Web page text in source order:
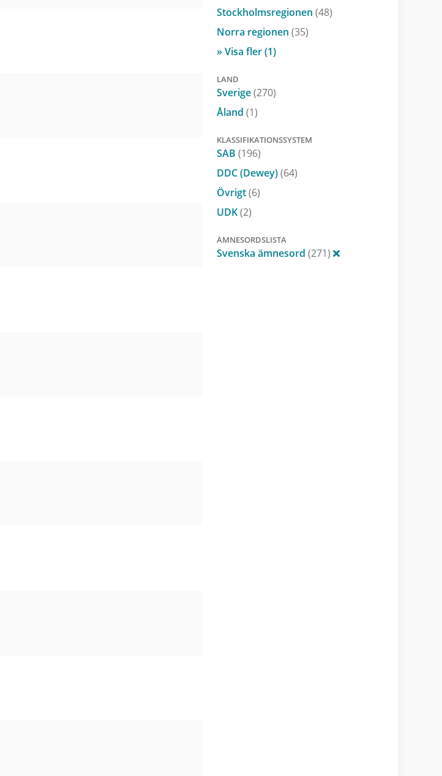
Stockholmsregionen (48)
Norra regionen (35)
» Visa fler (1)
LAND
Sverige(270)
Åland (1)
KLASSIFIKATIONSSYSTEM
SAB (196)
DDC (Dewey)(64)
Övrigt(6)
UDK(2)
ÄMNESORDSLISTA
Svenska ämnesord (271)